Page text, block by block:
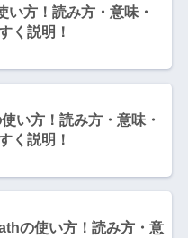
方！読み方・意味・
く説明！
い方！読み方・意味・
く説明！
の使い方！読み方・意